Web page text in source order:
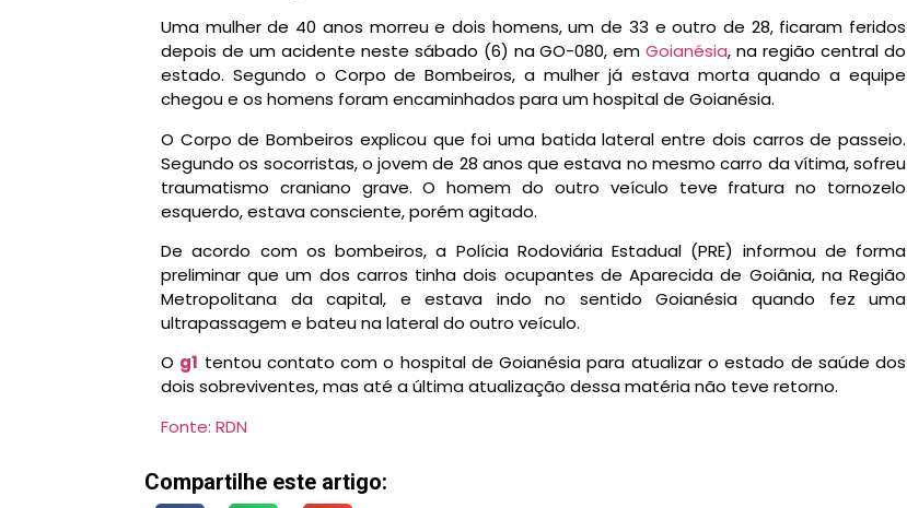
Uma mulher de 40 anos morreu e dois homens, um de 33 e outro de 28, ficaram feridos
depois de um acidente neste sábado (6) na GO-080, emGoianésia, na região central do
estado. Segundo o Corpo de Bombeiros, a mulher já estava morta quando a equipe
chegou e os homens foram encaminhados para um hospital de Goianésia.
O Corpo de Bombeiros explicou que foi uma batida lateral entre dois carros de passeio.
Segundo os socorristas, o jovem de 28 anos que estava no mesmo carro da vítima, sofreu
traumatismo craniano grave. O homem do outro veículo teve fratura no tornozelo
esquerdo, estava consciente, porém agitado.
De acordo com os bombeiros, a Polícia Rodoviária Estadual (PRE) informou de forma
preliminar que um dos carros tinha dois ocupantes de Aparecida de Goiânia, na Região
Metropolitana da capital, e estava indo no sentido Goianésia quando fez uma
ultrapassagem e bateu na lateral do outro veículo.
O g1 tentou contato com o hospital de Goianésia para atualizar o estado de saúde dos
dois sobreviventes, mas até a última atualização dessa matéria não teve retorno.
Fonte: RDN
Compartilhe este artigo: